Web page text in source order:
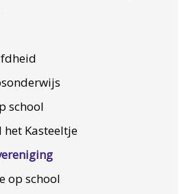
school
het Kasteeltje
op school